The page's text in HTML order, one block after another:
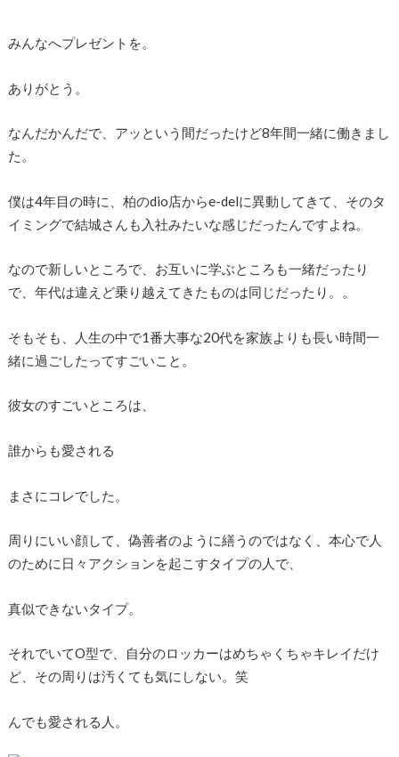
みんなへプレゼントを。
ありがとう。
なんだかんだで、アッという間だったけど8年間一緒に働きまし
た。
僕は4年目の時に、柏のdio店からe-delに異動してきて、そのタ
イミングで結城さんも入社みたいな感じだったんですよね。
なので新しいところで、お互いに学ぶところも一緒だったり
で、年代は違えど乗り越えてきたものは同じだったり。。
そもそも、人生の中で1番大事な20代を家族よりも長い時間一
緒に過ごしたってすごいこと。
彼女のすごいところは、
誰からも愛される
まさにコレでした。
周りにいい顔して、偽善者のように繕うのではなく、本心で人
のために日々アクションを起こすタイプの人で、
真似できないタイプ。
それでいてO型で、自分のロッカーはめちゃくちゃキレイだけ
ど、その周りは汚くても気にしない。笑
んでも愛される人。